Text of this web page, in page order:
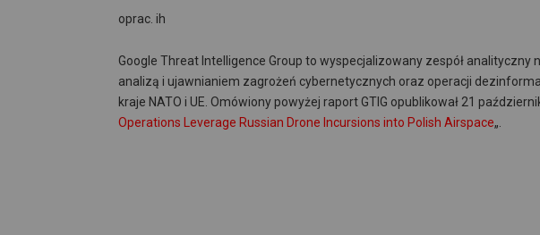
oprac. ih
Google Threat Intelligence Group to wyspecjalizowany zespół analityczny
analizą i ujawnianiem zagrożeń cybernetycznych oraz operacji
kraje NATO i UE. Omówiony powyżej raport GTIG opublikował 21
Operations Leverage Russian Drone Incursions into Polish Airspace„.